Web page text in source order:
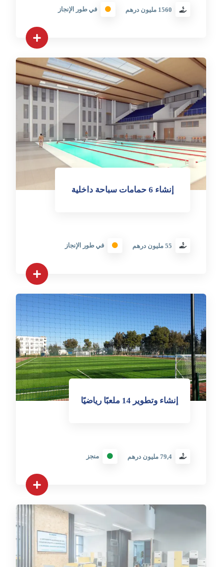
في طور الإنجاز
إنشاء 6 حمامات سباحة داخلية
في طور الإنجاز
إنشاء وتطوير 14 ملعبًا رياضيًا
منجز